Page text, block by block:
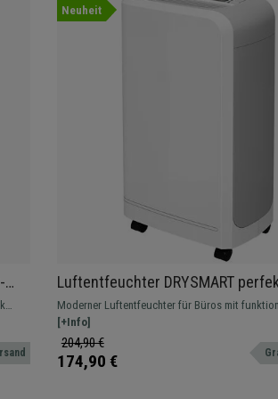
Neuheit
Luftentfeuchter DRYSMART
Büro, 0,80 l Auffangbehälter, leise,
Weiß
Moderner Luftentfeuchter für Büros mit
hoher Effizienz und besonders leisem Betrieb.
angenehmes und komfortables Arbeitsumfeld.
[+Info]
204,90 €
174,90 €